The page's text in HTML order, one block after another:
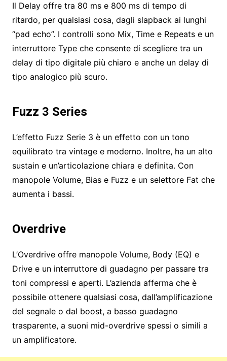
Il Delay offre tra 80 ms e 800 ms di tempo di
ritardo, per qualsiasi cosa, dagli slapback ai lunghi
“pad echo”. I controlli sono Mix, Time e Repeats e un
interruttore Type che consente di scegliere tra un
delay di tipo digitale più chiaro e anche un delay di
tipo analogico più scuro.
Fuzz 3 Series
L’effetto Fuzz Serie 3 è un effetto con un tono
equilibrato tra vintage e moderno. Inoltre, ha un alto
sustain e un’articolazione chiara e definita. Con
manopole Volume, Bias e Fuzz e un selettore Fat che
aumenta i bassi.
Overdrive
L’Overdrive offre manopole Volume, Body (EQ) e
Drive e un interruttore di guadagno per passare tra
toni compressi e aperti. L’azienda afferma che è
possibile ottenere qualsiasi cosa, dall’amplificazione
del segnale o dal boost, a basso guadagno
trasparente, a suoni mid-overdrive spessi o simili a
un amplificatore.